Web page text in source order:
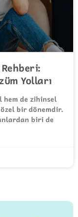
Yolları
hem de zihinsel
bir dönemdir.
biri de